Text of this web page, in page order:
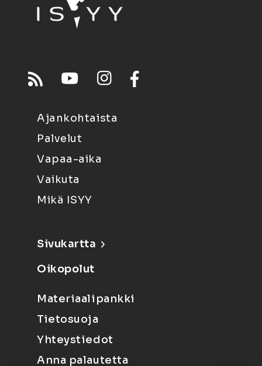
Ajankohtaista
Palvelut
Vapaa-aika
Vaikuta
Mikä ISYY
Sivukartta
Oikopolut
Materiaalipankki
Tietosuoja
Yhteystiedot
Anna palautetta